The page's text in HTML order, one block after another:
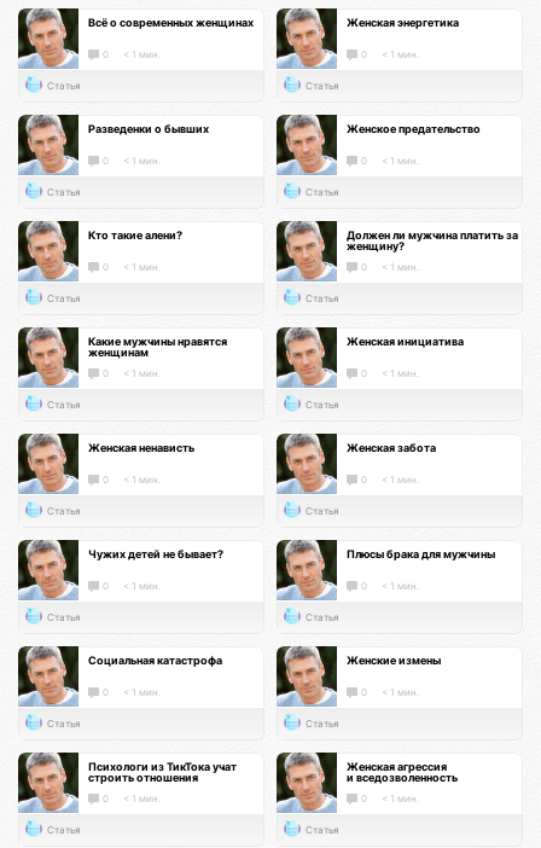
Всё о современных женщинах
0 < 1 мин.
Статья
Женская энергетика
0 < 1 мин.
Статья
Разведенки о бывших
0 < 1 мин.
Статья
Женское предательство
0 < 1 мин.
Статья
Кто такие алени?
0 < 1 мин.
Статья
Должен ли мужчина платить за
женщину?
0 < 1 мин.
Статья
Какие мужчины нравятся
женщинам
0 < 1 мин.
Статья
Женская инициатива
0 < 1 мин.
Статья
Женская ненависть
0 < 1 мин.
Статья
Женская забота
0 < 1 мин.
Статья
Чужих детей не бывает?
0 < 1 мин.
Статья
Плюсы брака для мужчины
0 < 1 мин.
Статья
Социальная катастрофа
0 < 1 мин.
Статья
Женские измены
0 < 1 мин.
Статья
Психологи из ТикТока учат
строить отношения
0 < 1 мин.
Статья
Женская агрессия
и вседозволенность
0 < 1 мин.
Статья